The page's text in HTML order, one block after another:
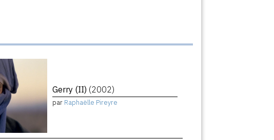
Gerry (II) (2002)
par Raphaëlle Pireyre